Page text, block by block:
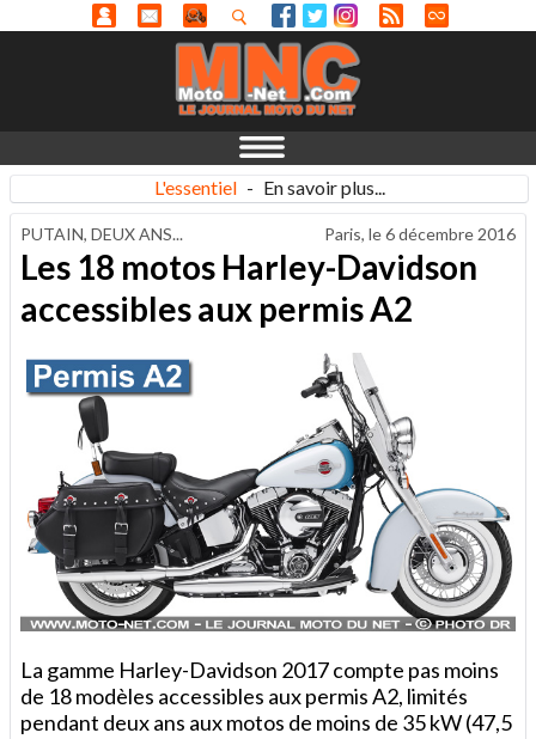
L'essentiel - En savoir plus...
PUTAIN, DEUX ANS... Paris, le6 décembre 2016
Les 18 motos Harley-Davidson
accessibles aux permis A2
La gamme Harley-Davidson 2017 compte pas moins
de 18 modèles accessibles aux permis A2, limités
pendant deux ans aux motos de moins de 35 kW (47,5